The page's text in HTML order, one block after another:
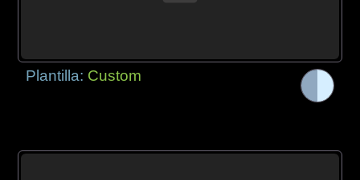
Plantilla: Custom